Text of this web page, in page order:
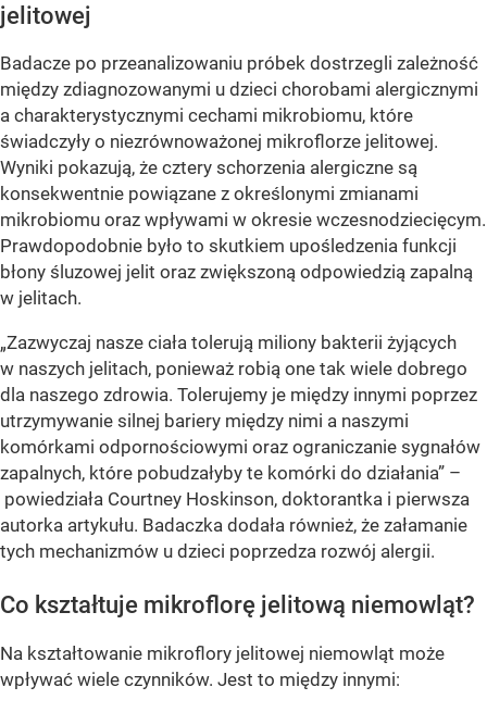
jelitowej
Badacze po przeanalizowaniu próbek dostrzegli zależność
między zdiagnozowanymi u dzieci chorobami alergicznymi
a charakterystycznymi cechami mikrobiomu, które
świadczyły o niezrównoważonej mikroflorze jelitowej.
Wyniki pokazują, że cztery schorzenia alergiczne są
konsekwentnie powiązane z określonymi zmianami
mikrobiomu oraz wpływami w okresie wczesnodziecięcym.
Prawdopodobnie było to skutkiem upośledzenia funkcji
błony śluzowej jelit oraz zwiększoną odpowiedzią zapalną
w jelitach.
„Zazwyczaj nasze ciała tolerują miliony bakterii żyjących
w naszych jelitach, ponieważ robią one tak wiele dobrego
dla naszego zdrowia. Tolerujemy je między innymi poprzez
utrzymywanie silnej bariery między nimi a naszymi
komórkami odpornościowymi oraz ograniczanie sygnałów
zapalnych, które pobudzałyby te komórki do działania” –
powiedziała Courtney Hoskinson, doktorantka i pierwsza
autorka artykułu. Badaczka dodała również, że załamanie
tych mechanizmów u dzieci poprzedza rozwój alergii.
Co kształtuje mikroflorę jelitową niemowląt?
Na kształtowanie mikroflory jelitowej niemowląt może
wpływać wiele czynników. Jest to między innymi: